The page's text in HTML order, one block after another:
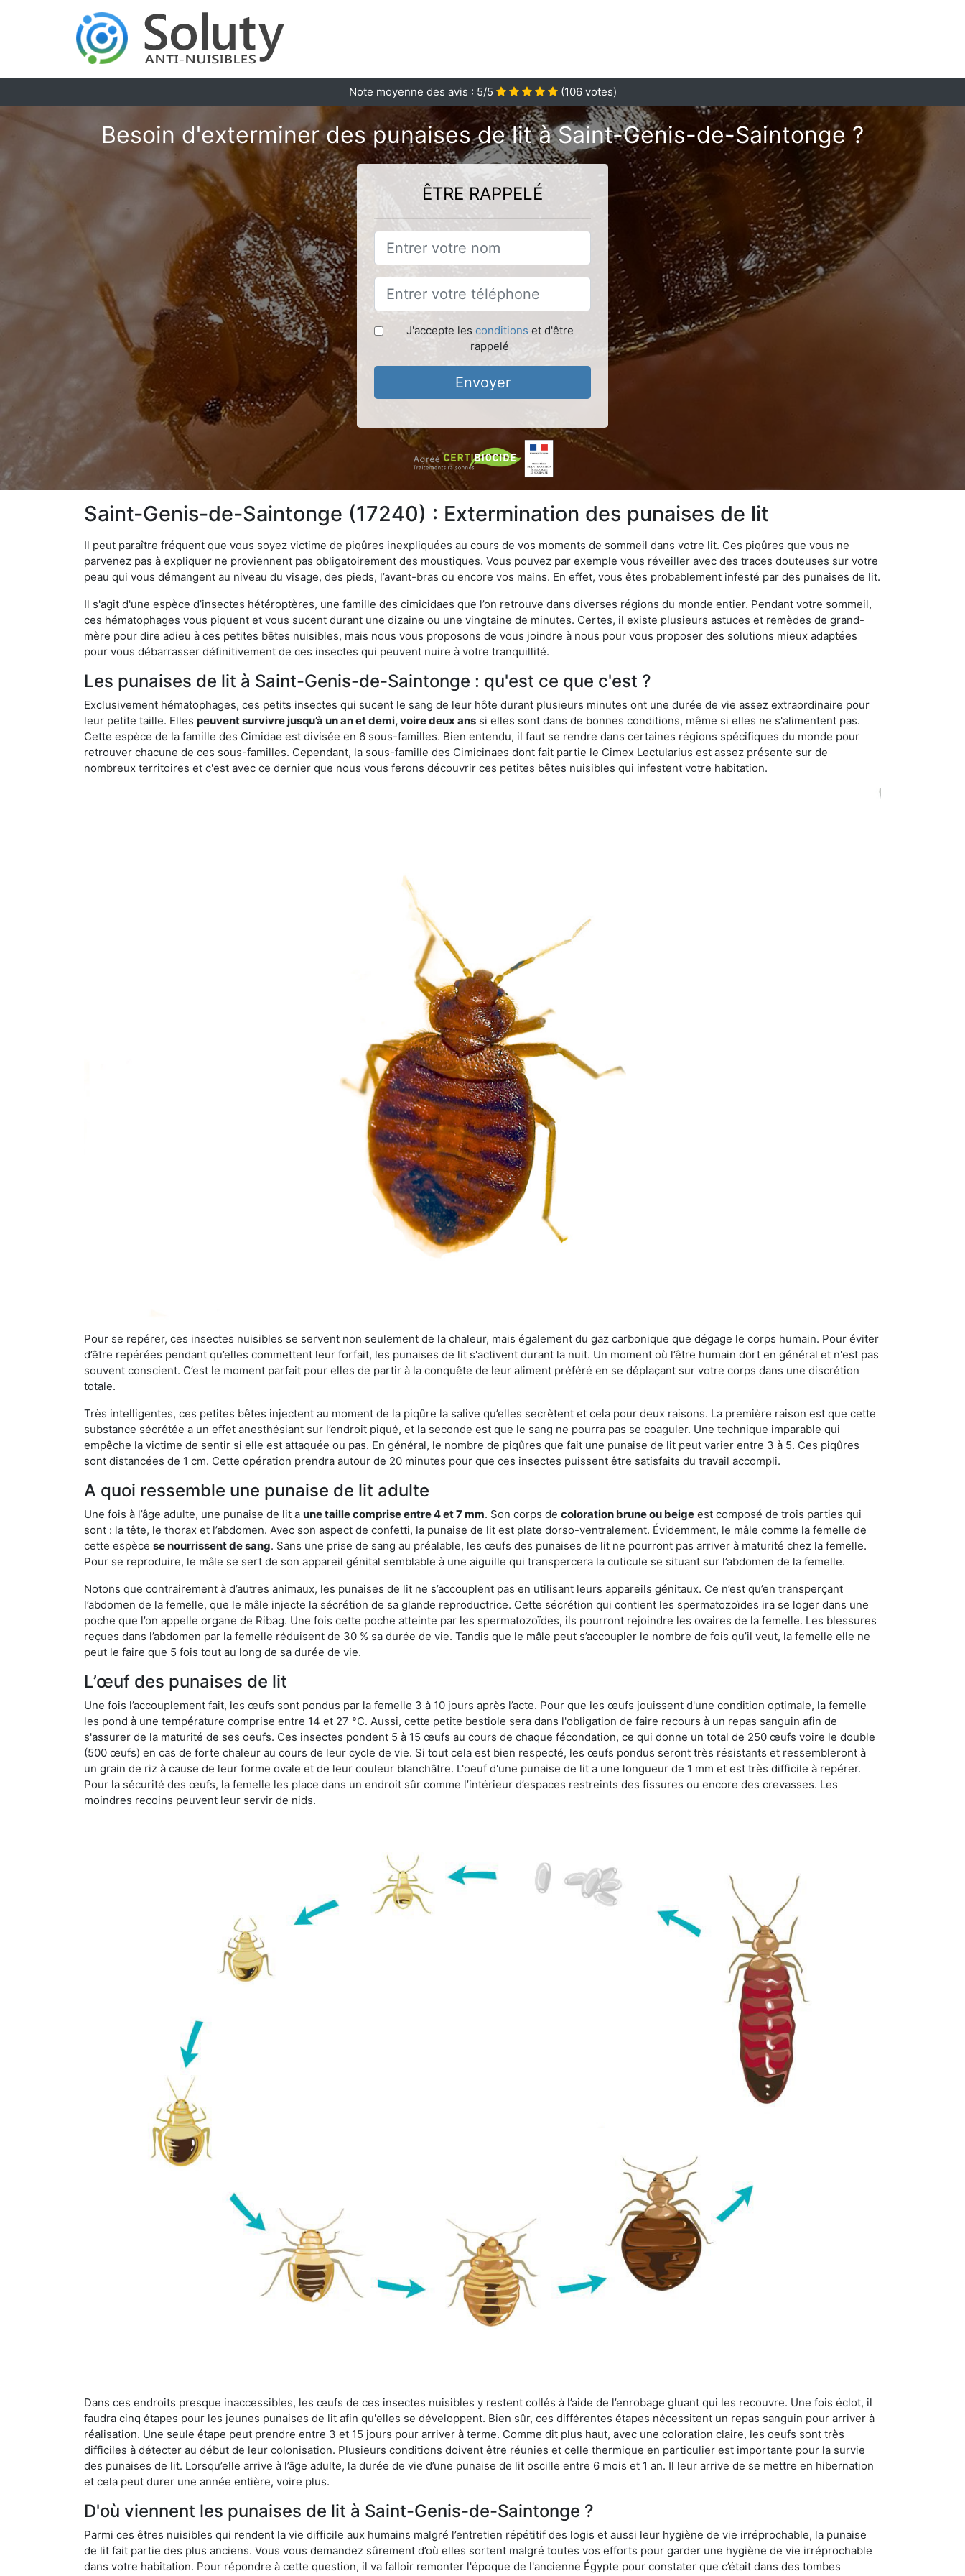
Note moyenne des avis : 5/5 (106votes)
Besoin d'exterminer des punaises de lit à Saint-Genis-de-Saintonge ?
ÊTRE RAPPELÉ
J'accepte les conditions et d'être
rappelé
Envoyer
Saint-Genis-de-Saintonge (17240) : Extermination des punaises de lit
Il peut paraître fréquent que vous soyez victime de piqûres inexpliquées au cours de vos moments de sommeil dans votre lit. Ces piqûres que vous ne
parvenez pas à expliquer ne proviennent pas obligatoirement des moustiques. Vous pouvez par exemple vous réveiller avec des traces douteuses sur votre
peau qui vous démangent au niveau du visage, des pieds, l’avant-bras ou encore vos mains. En effet, vous êtes probablement infesté par des punaises de lit.
Il s'agit d'une espèce d’insectes hétéroptères, une famille des cimicidaes que l’on retrouve dans diverses régions du monde entier. Pendant votre sommeil,
ces hématophages vous piquent et vous sucent durant une dizaine ou une vingtaine de minutes. Certes, il existe plusieurs astuces et remèdes de grand-
mère pour dire adieu à ces petites bêtes nuisibles, mais nous vous proposons de vous joindre à nous pour vous proposer des solutions mieux adaptées
pour vous débarrasser définitivement de ces insectes qui peuvent nuire à votre tranquillité.
Les punaises de lit à Saint-Genis-de-Saintonge : qu'est ce que c'est ?
Exclusivement hématophages, ces petits insectes qui sucent le sang de leur hôte durant plusieurs minutes ont une durée de vie assez extraordinaire pour
leur petite taille. Elles peuvent survivre jusqu’à un an et demi, voire deux ans si elles sont dans de bonnes conditions, même si elles ne s'alimentent pas.
Cette espèce de la famille des Cimidae est divisée en 6 sous-familles. Bien entendu, il faut se rendre dans certaines régions spécifiques du monde pour
retrouver chacune de ces sous-familles. Cependant, la sous-famille des Cimicinaes dont fait partie le Cimex Lectularius est assez présente sur de
nombreux territoires et c'est avec ce dernier que nous vous ferons découvrir ces petites bêtes nuisibles qui infestent votre habitation.
Pour se repérer, ces insectes nuisibles se servent non seulement de la chaleur, mais également du gaz carbonique que dégage le corps humain. Pour éviter
d’être repérées pendant qu’elles commettent leur forfait, les punaises de lit s'activent durant la nuit. Un moment où l’être humain dort en général et n'est pas
souvent conscient. C’est le moment parfait pour elles de partir à la conquête de leur aliment préféré en se déplaçant sur votre corps dans une discrétion
totale.
Très intelligentes, ces petites bêtes injectent au moment de la piqûre la salive qu’elles secrètent et cela pour deux raisons. La première raison est que cette
substance sécrétée a un effet anesthésiant sur l’endroit piqué, et la seconde est que le sang ne pourra pas se coaguler. Une technique imparable qui
empêche la victime de sentir si elle est attaquée ou pas. En général, le nombre de piqûres que fait une punaise de lit peut varier entre 3 à 5. Ces piqûres
sont distancées de 1 cm. Cette opération prendra autour de 20 minutes pour que ces insectes puissent être satisfaits du travail accompli.
A quoi ressemble une punaise de lit adulte
Une fois à l’âge adulte, une punaise de lit a une taille comprise entre 4 et 7 mm. Son corps de coloration brune ou beige est composé de trois parties qui
sont : la tête, le thorax et l’abdomen. Avec son aspect de confetti, la punaise de lit est plate dorso-ventralement. Évidemment, le mâle comme la femelle de
cette espèce se nourrissent de sang. Sans une prise de sang au préalable, les œufs des punaises de lit ne pourront pas arriver à maturité chez la femelle.
Pour se reproduire, le mâle se sert de son appareil génital semblable à une aiguille qui transpercera la cuticule se situant sur l’abdomen de la femelle.
Notons que contrairement à d’autres animaux, les punaises de lit ne s’accouplent pas en utilisant leurs appareils génitaux. Ce n’est qu’en transperçant
l’abdomen de la femelle, que le mâle injecte la sécrétion de sa glande reproductrice. Cette sécrétion qui contient les spermatozoïdes ira se loger dans une
poche que l’on appelle organe de Ribag. Une fois cette poche atteinte par les spermatozoïdes, ils pourront rejoindre les ovaires de la femelle. Les blessures
reçues dans l’abdomen par la femelle réduisent de 30 % sa durée de vie. Tandis que le mâle peut s’accoupler le nombre de fois qu’il veut, la femelle elle ne
peut le faire que 5 fois tout au long de sa durée de vie.
L’œuf des punaises de lit
Une fois l’accouplement fait, les œufs sont pondus par la femelle 3 à 10 jours après l’acte. Pour que les œufs jouissent d'une condition optimale, la femelle
les pond à une température comprise entre 14 et 27 °C. Aussi, cette petite bestiole sera dans l'obligation de faire recours à un repas sanguin afin de
s'assurer de la maturité de ses oeufs. Ces insectes pondent 5 à 15 œufs au cours de chaque fécondation, ce qui donne un total de 250 œufs voire le double
(500 œufs) en cas de forte chaleur au cours de leur cycle de vie. Si tout cela est bien respecté, les œufs pondus seront très résistants et ressembleront à
un grain de riz à cause de leur forme ovale et de leur couleur blanchâtre. L'oeuf d'une punaise de lit a une longueur de 1 mm et est très difficile à repérer.
Pour la sécurité des œufs, la femelle les place dans un endroit sûr comme l’intérieur d’espaces restreints des fissures ou encore des crevasses. Les
moindres recoins peuvent leur servir de nids.
Dans ces endroits presque inaccessibles, les œufs de ces insectes nuisibles y restent collés à l’aide de l’enrobage gluant qui les recouvre. Une fois éclot, il
faudra cinq étapes pour les jeunes punaises de lit afin qu'elles se développent. Bien sûr, ces différentes étapes nécessitent un repas sanguin pour arriver à
réalisation. Une seule étape peut prendre entre 3 et 15 jours pour arriver à terme. Comme dit plus haut, avec une coloration claire, les oeufs sont très
difficiles à détecter au début de leur colonisation. Plusieurs conditions doivent être réunies et celle thermique en particulier est importante pour la survie
des punaises de lit. Lorsqu’elle arrive à l’âge adulte, la durée de vie d’une punaise de lit oscille entre 6 mois et 1 an. Il leur arrive de se mettre en hibernation
et cela peut durer une année entière, voire plus.
D'où viennent les punaises de lit à Saint-Genis-de-Saintonge ?
Parmi ces êtres nuisibles qui rendent la vie difficile aux humains malgré l’entretien répétitif des logis et aussi leur hygiène de vie irréprochable, la punaise
de lit fait partie des plus anciens. Vous vous demandez sûrement d’où elles sortent malgré toutes vos efforts pour garder une hygiène de vie irréprochable
dans votre habitation. Pour répondre à cette question, il va falloir remonter l'époque de l'ancienne Égypte pour constater que c’était dans des tombes